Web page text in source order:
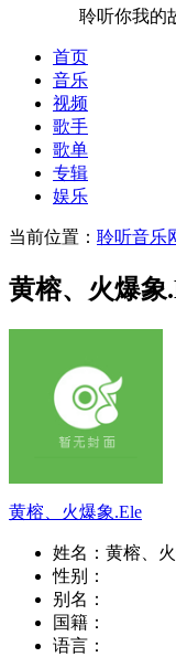
聆听你我的
首页
音乐
视频
歌手
歌单
专辑
娱乐
当前位置： 聆听音乐
黄榕、火爆象
黄榕、火爆象.Ele
姓名： 黄榕、
性别：
别名：
国籍：
语言：